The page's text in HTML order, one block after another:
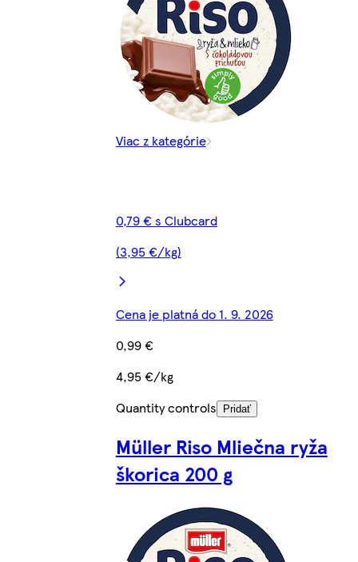
Viac z kategórie
0,79 € s Clubcard
(3,95 €/kg)
Cena je platná do 1. 9. 2026
0,99 €
4,95 €/kg
Quantity controls
Pridať
Müller Riso Mliečna ryža
škorica 200 g